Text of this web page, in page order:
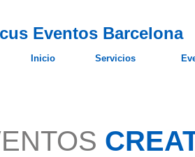
Eventos Barcelona
Inicio Servicios